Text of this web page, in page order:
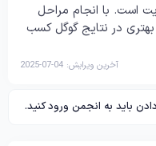
است. با انجام مراحل
بهتری در نتایج گوگل کسب
آخرین ویرایش: 2025-07-04
باید به انجمن ورود کنید.